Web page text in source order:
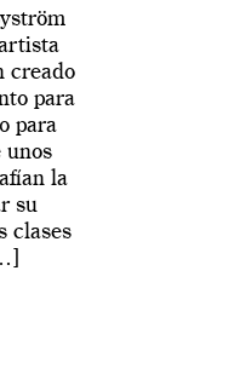
creado
para
para
unos
la
su
clases